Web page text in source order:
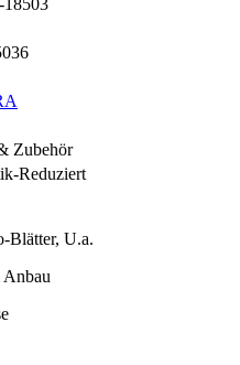
Zubehör
Reduziert
Blätter, U.a.